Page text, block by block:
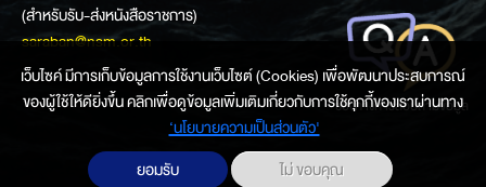
(สำหรับรับ-ส่งหนังสือราชการ)
saraban@nsm.or.th
ช่องทางการสอบถามข้อมูล
เว็บไซค์ มีการเก็บข้อมูลการใช้งานเว็บไซต์ (Cookies) เพื่อพัฒนาประสบการณ์
ของผู้ใช้ให้ดียิ่งขึ้น คลิกเพื่อดูข้อมูลเพิ่มเติมเกี่ยวกับการใช้คุกกี้ของเราผ่านทาง
‘นโยบายความเป็นส่วนตัว'
ยอมรับ
ไม่ ขอบคุณ